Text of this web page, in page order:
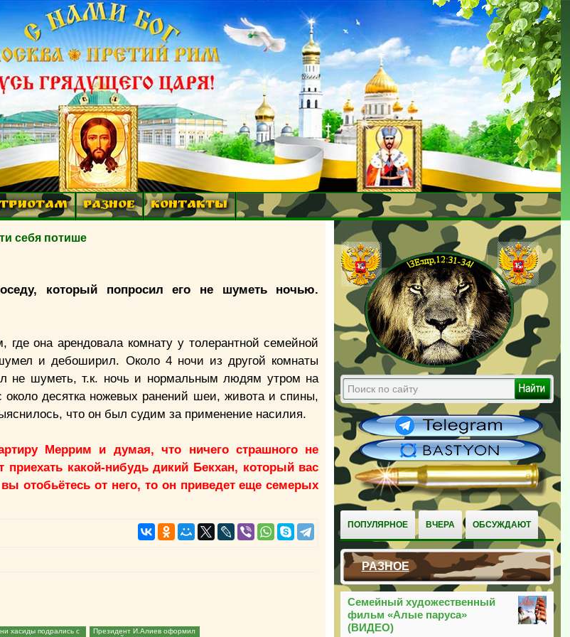
РАЗНОЕ КОНТАКТЫ
ПОПУЛЯРНОЕ ВЧЕРА ОБСУЖДАЮТ
РАЗНОЕ
Семейный художественный
фильм «Алые паруса»
(ВИДЕО)
себя потише
который попросил его не шуметь ночью.
она арендовала комнату у толерантной семейной
и дебоширил. Около 4 ночи из другой комнаты
не шуметь, т.к. ночь и нормальным людям утром на
десятка ножевых ранений шеи, живота и спины,
что он был судим за применение насилия.
Меррим и думая, что ничего страшного не
какой-нибудь дикий Бекхан, который вас
отобьётесь от него, то он приведет еще семерых
хасиды подрались с
Президент И.Алиев оформил